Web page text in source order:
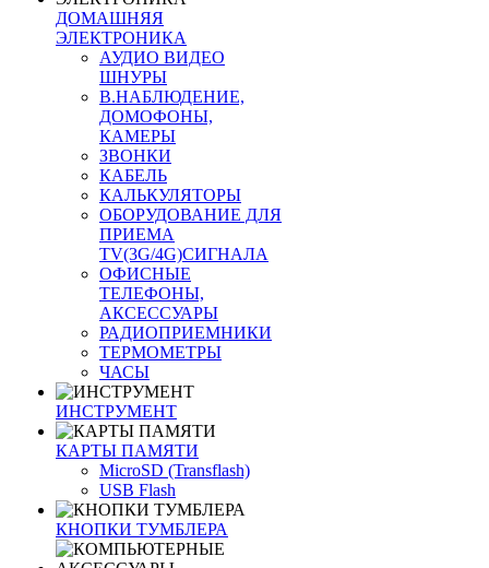
ДОМАШНЯЯ
ЭЛЕКТРОНИКА
АУДИО ВИДЕО
ШНУРЫ
В.НАБЛЮДЕНИЕ,
ДОМОФОНЫ,
КАМЕРЫ
ЗВОНКИ
КАБЕЛЬ
КАЛЬКУЛЯТОРЫ
ОБОРУДОВАНИЕ ДЛЯ
ПРИЕМА
TV(3G/4G)СИГНАЛА
ОФИСНЫЕ
ТЕЛЕФОНЫ,
АКСЕССУАРЫ
РАДИОПРИЕМНИКИ
ТЕРМОМЕТРЫ
ЧАСЫ
ИНСТРУМЕНТ
КАРТЫ ПАМЯТИ
MicroSD (Transflash)
USB Flash
КНОПКИ ТУМБЛЕРА